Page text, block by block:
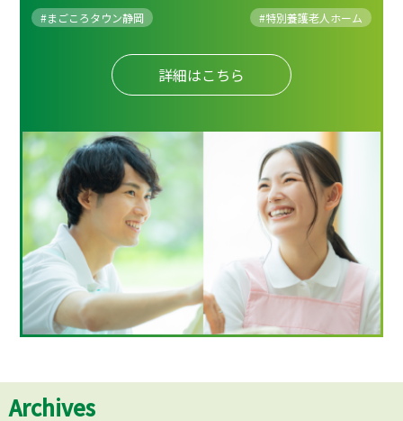
#まごころタウン静岡 #特別養護老人ホーム
詳細はこちら
Archives